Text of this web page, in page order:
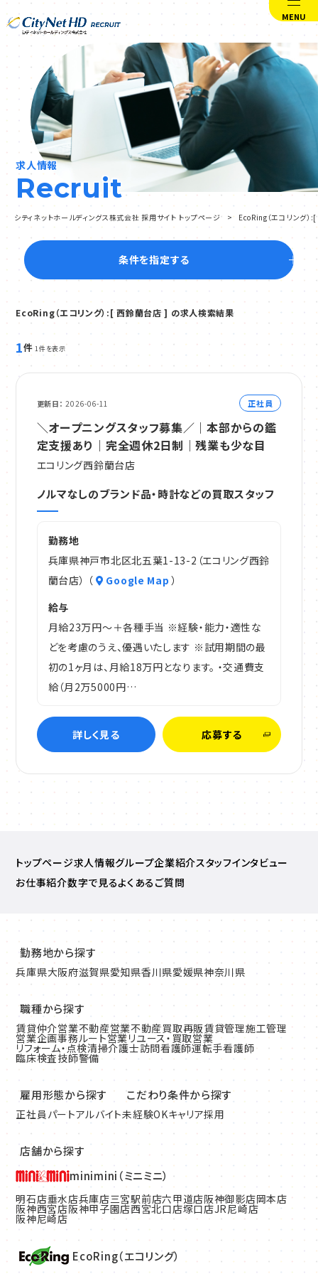
MENU
求人情報
Recruit
シティネットホールディングス株式会社 採用サイト トップページ EcoRing（エコリング
条件を指定する
EcoRing（エコリング）:[ 西鈴蘭台店 ] の求人検索結果
1件 1件を表示
更新日 2026-06-11 正社員
＼オープニングスタッフ募集／｜本部からの鑑
定支援あり｜完全週休2日制｜残業も少な目
エコリング西鈴蘭台店
ノルマなしのブランド品・時計などの買取スタッフ
勤務地
兵庫県神戸市北区北五葉1-13-2（エコリング西鈴
蘭台店） （
Google Map ）
給与
月給23万円～＋各種手当 ※経験・能力・適性な
どを考慮のうえ、優遇いたします ※試用期間の最
初の1ヶ月は、月給18万円となります。 ・交通費支
給（月2万5000円…
詳しく見る 応募する
トップページ求人情報グループ企業紹介スタッフインタビュー
お仕事紹介数字で見るよくあるご質問
勤務地から探す
兵庫県大阪府滋賀県愛知県香川県愛媛県神奈川県
職種から探す
賃貸仲介営業不動産営業不動産買取再販賃貸管理施工管理
営業企画事務ルート営業リユース・買取営業
リフォーム・点検清掃介護士訪問看護師運転手看護師
臨床検査技師警備
雇用形態から探す
正社員 パートアルバイト
こだわり条件から探す
未経験OKキャリア採用
店舗から探す
minimini（ミニミニ）
明石店垂水店兵庫店三宮駅前店六甲道店阪神御影店岡本店
阪神西宮店阪神甲子園店西宮北口店塚口店JR尼崎店
阪神尼崎店
EcoRing（エコリング）